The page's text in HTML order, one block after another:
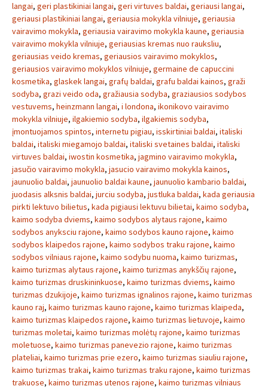
langai, geri plastikiniai langai, geri virtuves baldai, geriausi langai,
geriausi plastikiniai langai, geriausia mokykla vilniuje, geriausia
vairavimo mokykla, geriausia vairavimo mokykla kaune, geriausia
vairavimo mokykla vilniuje, geriausias kremas nuo rauksliu,
geriausias veido kremas, geriausios vairavimo mokyklos,
geriausios vairavimo mokyklos vilniuje, germaine de capuccini
kosmetika, glaskek langai, grafų baldai, grafu baldai kainos, graži
sodyba, grazi veido oda, gražiausia sodyba, graziausios sodybos
vestuvems, heinzmann langai, i londona, ikonikovo vairavimo
mokykla vilniuje, ilgakiemio sodyba, ilgakiemis sodyba,
įmontuojamos spintos, internetu pigiau, isskirtiniai baldai, italiski
baldai, italiski miegamojo baldai, italiski svetaines baldai, italiski
virtuves baldai, iwostin kosmetika, jagmino vairavimo mokykla,
jasučio vairavimo mokykla, jasucio vairavimo mokykla kainos,
jaunuolio baldai, jaunuolio baldai kaune, jaunuolio kambario baldai,
juodasis alksnis baldai, jurciu sodyba, justluka baldai, kada geriausia
pirkti lektuvo bilietus, kada pigiausi lektuvu bilietai, kaimo sodyba,
kaimo sodyba dviems, kaimo sodybos alytaus rajone, kaimo
sodybos anyksciu rajone, kaimo sodybos kauno rajone, kaimo
sodybos klaipedos rajone, kaimo sodybos traku rajone, kaimo
sodybos vilniaus rajone, kaimo sodybu nuoma, kaimo turizmas,
kaimo turizmas alytaus rajone, kaimo turizmas anykščių rajone,
kaimo turizmas druskininkuose, kaimo turizmas dviems, kaimo
turizmas dzukijoje, kaimo turizmas ignalinos rajone, kaimo turizmas
kauno raj, kaimo turizmas kauno rajone, kaimo turizmas klaipeda,
kaimo turizmas klaipedos rajone, kaimo turizmas lietuvoje, kaimo
turizmas moletai, kaimo turizmas molėtų rajone, kaimo turizmas
moletuose, kaimo turizmas panevezio rajone, kaimo turizmas
plateliai, kaimo turizmas prie ezero, kaimo turizmas siauliu rajone,
kaimo turizmas trakai, kaimo turizmas traku rajone, kaimo turizmas
trakuose, kaimo turizmas utenos rajone, kaimo turizmas vilniaus